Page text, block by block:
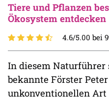
Tiere und Pflanzen
Ökosystem entdecken
4.6/5.00 bei
In diesem
bekannte Förster
unkonventionellen Art